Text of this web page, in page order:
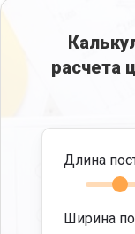
расчета
Длина
Ширина